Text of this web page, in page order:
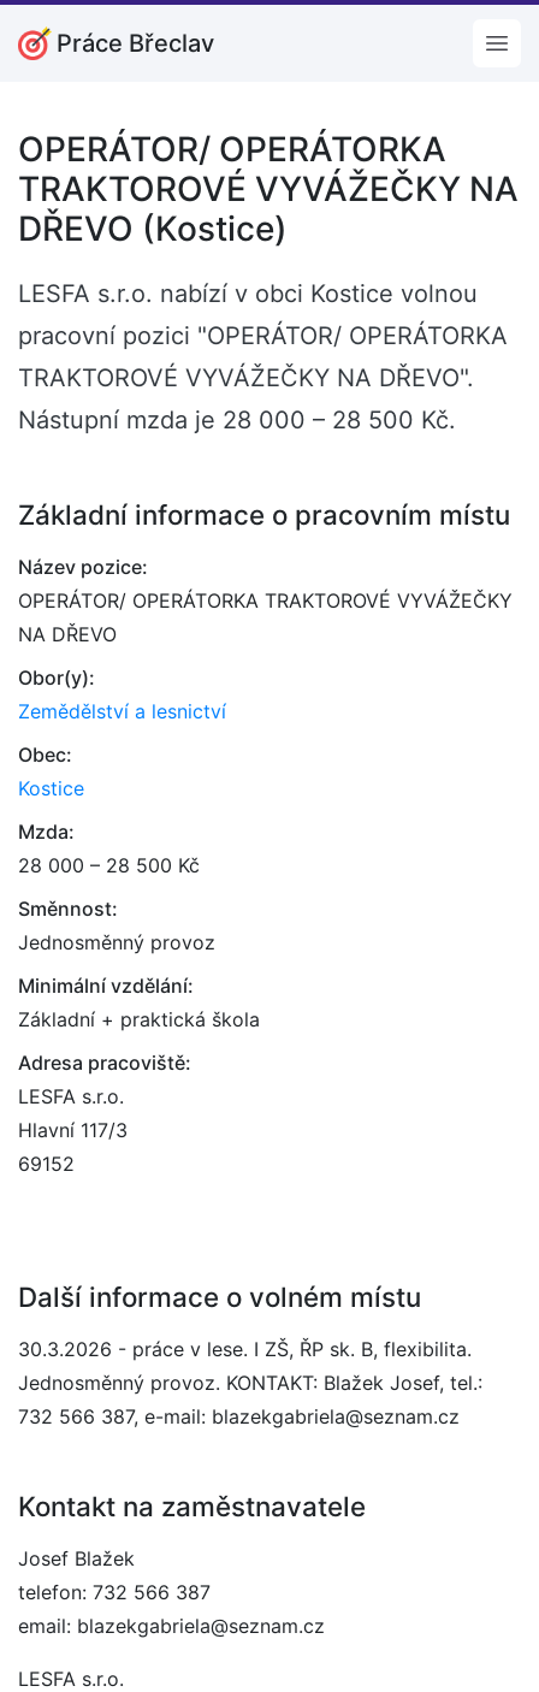
Práce Břeclav
OPERÁTOR/ OPERÁTORKA
TRAKTOROVÉ VYVÁŽEČKY NA
DŘEVO (Kostice)
LESFA s.r.o. nabízí v obci Kostice volnou
pracovní pozici "OPERÁTOR/ OPERÁTORKA
TRAKTOROVÉ VYVÁŽEČKY NA DŘEVO".
Nástupní mzda je 28 000 – 28 500 Kč.
Základní informace o pracovním místu
Název pozice:
OPERÁTOR/ OPERÁTORKA TRAKTOROVÉ VYVÁŽEČKY
NA DŘEVO
Obor(y):
Zemědělství a lesnictví
Obec:
Kostice
Mzda:
28 000 – 28 500 Kč
Směnnost:
Jednosměnný provoz
Minimální vzdělání:
Základní + praktická škola
Adresa pracoviště:
LESFA s.r.o.
Hlavní 117/3
69152
Další informace o volném místu
30.3.2026 - práce v lese. I ZŠ, ŘP sk. B, flexibilita.
Jednosměnný provoz. KONTAKT: Blažek Josef, tel.:
732 566 387, e-mail: blazekgabriela@seznam.cz
Kontakt na zaměstnavatele
Josef Blažek
telefon: 732 566 387
email: blazekgabriela@seznam.cz
LESFA s.r.o.